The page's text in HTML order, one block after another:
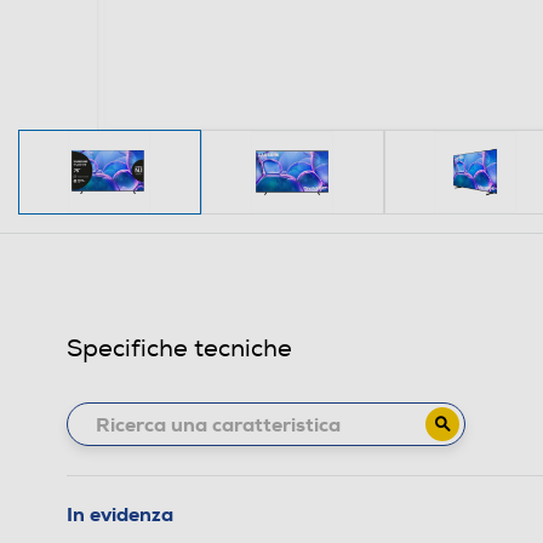
Specifiche tecniche
In evidenza